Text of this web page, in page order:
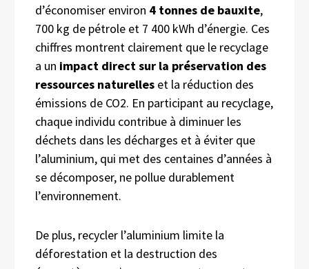
d’économiser environ 4 tonnes de bauxite,
700 kg de pétrole et 7 400 kWh d’énergie. Ces
chiffres montrent clairement que le recyclage
a un impact direct sur la préservation des
ressources naturelles et la réduction des
émissions de CO2. En participant au recyclage,
chaque individu contribue à diminuer les
déchets dans les décharges et à éviter que
l’aluminium, qui met des centaines d’années à
se décomposer, ne pollue durablement
l’environnement.
De plus, recycler l’aluminium limite la
déforestation et la destruction des